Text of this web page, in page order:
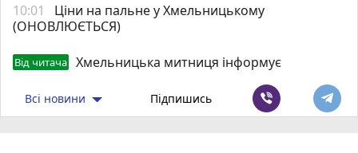
10:01
Ціни на пальне у Хмельницькому
(ОНОВЛЮЄТЬСЯ)
Від читача Хмельницька митниця інформує
Всі новини Підпишись